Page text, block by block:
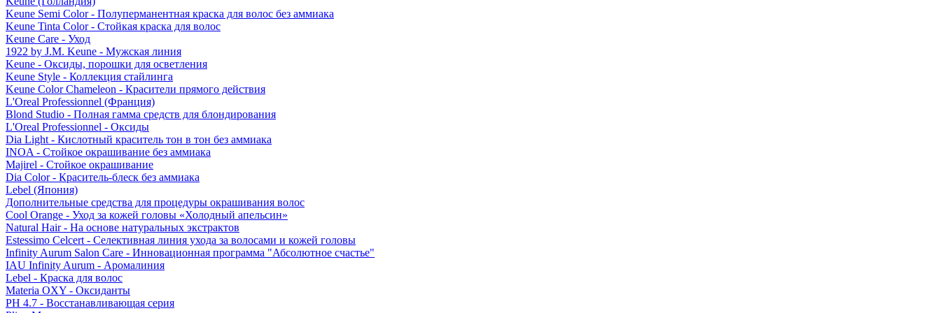
Keune Semi Color - Полуперманентная краска для волос без аммиака
Keune Tinta Color - Стойкая краска для волос
Keune Care - Уход
1922 by J.M. Keune - Мужская линия
Keune - Оксиды, порошки для осветления
Keune Style - Коллекция стайлинга
Keune Color Chameleon - Красители прямого действия
L'Oreal Professionnel (Франция)
Blond Studio - Полная гамма средств для блондирования
L'Oreal Professionnel - Оксиды
Dia Light - Кислотный краситель тон в тон без аммиака
INOA - Стойкое окрашивание без аммиака
Majirel - Стойкое окрашивание
Dia Color - Краситель-блеск без аммиака
Lebel (Япония)
Дополнительные средства для процедуры окрашивания волос
Cool Orange - Уход за кожей головы «Холодный апельсин»
Natural Hair - На основе натуральных экстрактов
Estessimo Celcert - Селективная линия ухода за волосами и кожей головы
Infinity Aurum Salon Care - Инновационная программа "Абсолютное счастье"
IAU Infinity Aurum - Аромалиния
Lebel - Краска для волос
Materia OXY - Оксиданты
PH 4.7 - Восстанавливающая серия